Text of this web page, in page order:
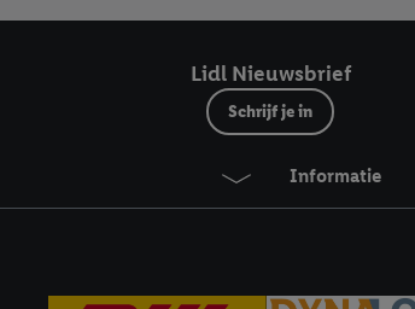
Lidl Nieuwsbrief
Schrijf je in
Informatie